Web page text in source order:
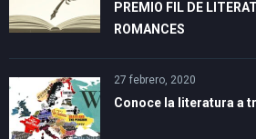
PREMIO FIL DE
ROMANCES
27 febrero, 2020
Conoce la literatura a